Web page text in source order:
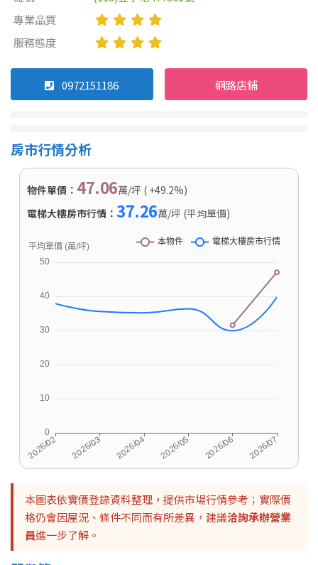
專業品質
服務態度
0972151186 網路店鋪
房市行情分析
物件單價： 47.06萬/坪 ( +49.2%)
電梯大樓房市行情： 37.26萬/坪 (平均單價)
本圖表依實價登錄資料整理，提供市場行情參考；實際價
格仍會因屋況、條件不同而有所差異，建議洽詢承辦營業
員進一步了解。